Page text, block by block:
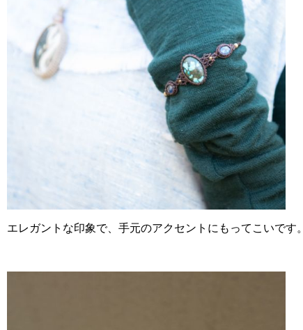
エレガントな印象で、手元のアクセントにもってこいです。